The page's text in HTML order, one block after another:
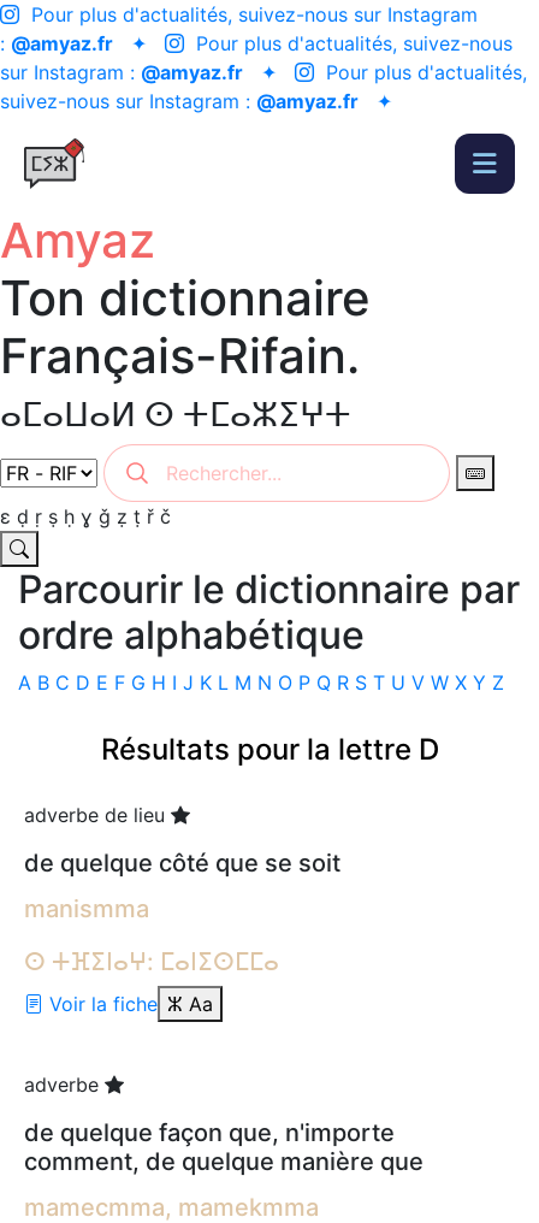
Pour plus d'actualités, suivez-nous sur Instagram
: @amyaz.fr ✦
Pour plus d'actualités, suivez-nous
sur Instagram : @amyaz.fr ✦
Pour plus d'actualités,
suivez-nous sur Instagram : @amyaz.fr ✦
Amyaz
Ton dictionnaire
Français-Rifain.
ⴰⵎⴰⵡⴰⵍ ⵙ ⵜⵎⴰⵣⵉⵖⵜ
ɛ ḍ ṛ ṣ ḥ ɣ ǧ ẓ ṭ ř č
Parcourir le dictionnaire par
ordre alphabétique
A B C D E F G H I J K L M N O P Q R S T U V W X Y Z
Résultats pour la lettre D
adverbe de lieu
de quelque côté que se soit
manismma
ⵙ ⵜⴼⵉⵏⴰⵖ: ⵎⴰⵏⵉⵙⵎⵎⴰ
Voir la fiche ⵣ Aa
adverbe
de quelque façon que, n'importe
comment, de quelque manière que
mamecmma, mamekmma